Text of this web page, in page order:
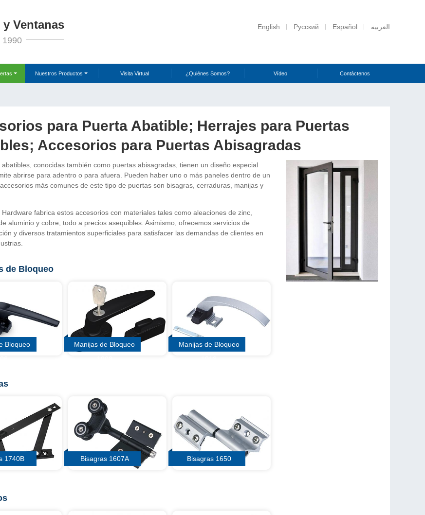
Ventanas
1990
English Русский Español العربية
Nuestros Productos Visita Virtual ¿Quiénes Somos? Vídeo Contáctenos
para Puerta Abatible; Herrajes para Puertas
Accesorios para Puertas Abisagradas
abatibles, conocidas también como puertas abisagradas, tienen un diseño especial
abrirse para adentro o para afuera. Pueden haber uno o más paneles dentro de un
más comunes de este tipo de puertas son bisagras, cerraduras, manijas y
fabrica estos accesorios con materiales tales como aleaciones de zinc,
aluminio y cobre, todo a precios asequibles. Asimismo, ofrecemos servicios de
y diversos tratamientos superficiales para satisfacer las demandas de clientes en
de Bloqueo
Bloqueo
Manijas de Bloqueo
Manijas de Bloqueo
1740B Bisagras 1607A Bisagras 1650